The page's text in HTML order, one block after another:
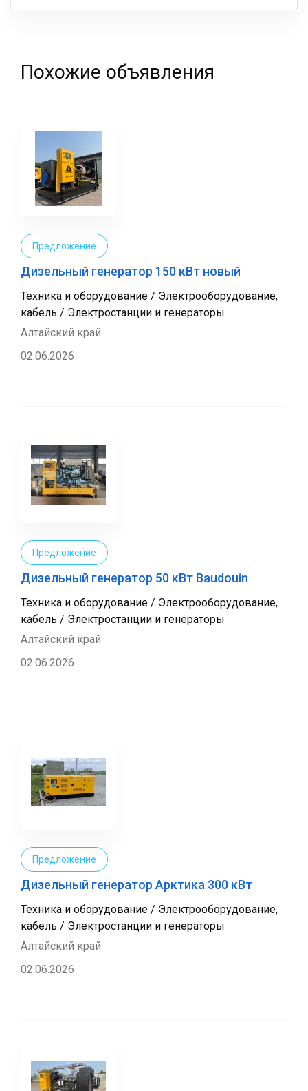
Ваша
Похожие объявления
Предложение
Дизельный генератор 150 кВт новый
Техника и оборудование / Электрооборудование,
кабель / Электростанции и генераторы
Алтайский край
02.06.2026
Предложение
Дизельный генератор 50 кВт Baudouin
Техника и оборудование / Электрооборудование,
кабель / Электростанции и генераторы
Алтайский край
02.06.2026
Предложение
Дизельный генератор Арктика 300 кВт
Техника и оборудование / Электрооборудование,
кабель / Электростанции и генераторы
Алтайский край
02.06.2026